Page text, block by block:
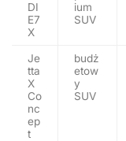
DI
E7
X
ium
SUV
Je
tta
X
Co
nc
ep
t
budż
etow
y
SUV